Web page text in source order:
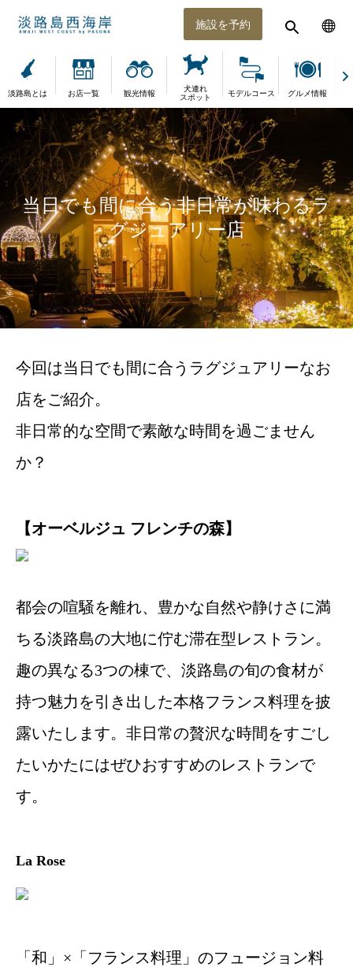
施設を予約
淡路島とは お店一覧 観光情報
犬連れ
スポット
モデルコース グルメ情報
当日でも間に合う非日常が味わるラ
グジュアリー店
今回は当日でも間に合うラグジュアリーなお
店をご紹介。
非日常的な空間で素敵な時間を過ごません
か？
【オーベルジュ フレンチの森】
都会の喧騒を離れ、豊かな自然や静けさに満
ちる淡路島の大地に佇む滞在型レストラン。
趣の異なる3つの棟で、淡路島の旬の食材が
持つ魅力を引き出した本格フランス料理を披
露いたします。非日常の贅沢な時間をすごし
たいかたにはぜひおすすめのレストランで
す。
La Rose
「和」×「フランス料理」のフュージョン料